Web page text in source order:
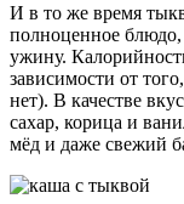
И в то же время
полноценное
ужину.
зависимости от
нет). В качестве
сахар, корица и
мёд и даже свежий